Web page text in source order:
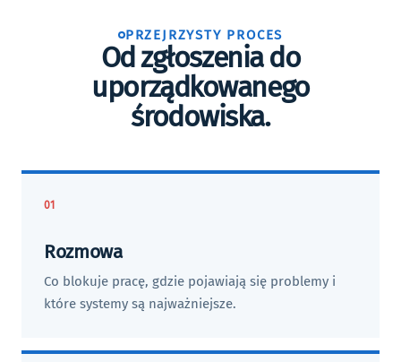
PRZEJRZYSTY PROCES
Od zgłoszenia do
uporządkowanego
środowiska.
01
Rozmowa
Co blokuje pracę, gdzie pojawiają się problemy i
które systemy są najważniejsze.